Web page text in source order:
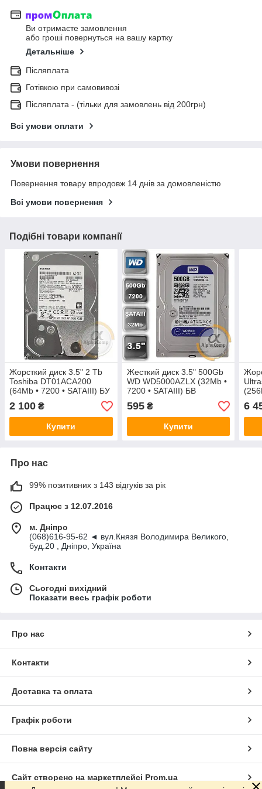
Ви отримаєте замовлення
або гроші повернуться на вашу картку
Детальніше
Післяплата
Готівкою при самовивозі
Післяплата - (тільки для замовлень від 200грн)
Всі умови оплати
Умови повернення
Повернення товару впродовж 14 днів за домовленістю
Всі умови повернення
Подібні товари компанії
Жорсткий диск 3.5" 2 Tb
Toshiba DT01ACA200
(64Mb • 7200 • SATAIII) БУ
2 100 ₴
Купити
Жесткий диск 3.5" 500Gb
WD WD5000AZLX (32Mb •
7200 • SATAIII) БВ
595₴
Купити
6
Про нас
99% позитивних з 143 відгуків за рік
Працює з 12.07.2016
м. Дніпро
(068)616-95-62 ◄ вул.Князя Володимира Великого,
буд.20 , Дніпро, Україна
Контакти
Сьогодні вихідний
Показати весь графік роботи
Про нас
Контакти
Доставка та оплата
Графік роботи
Повна версія сайту
Сайт створено на маркетплейсі Prom.ua